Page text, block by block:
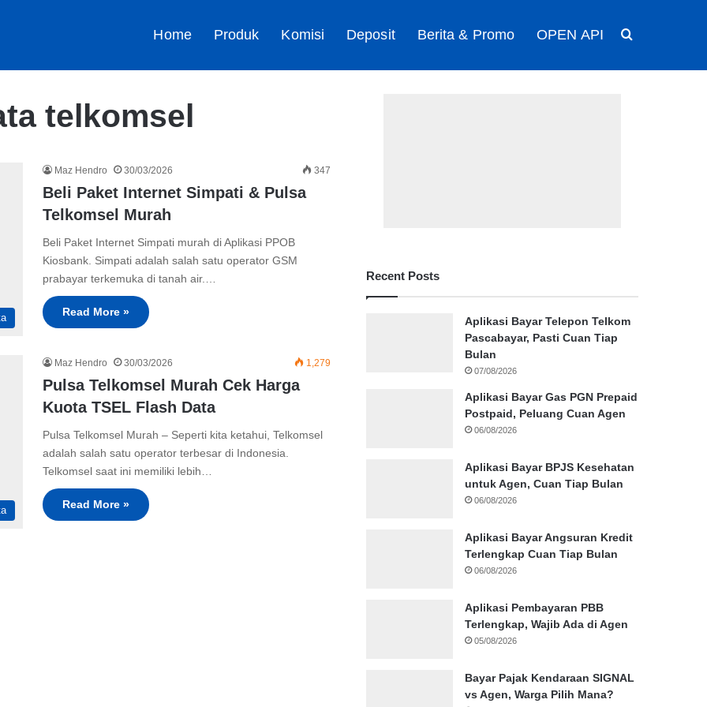
Home Produk Komisi Deposit Berita & Promo OPEN API
telkomsel
Maz Hendro 30/03/2026 347
Beli Paket Internet Simpati & Pulsa
Telkomsel Murah
Beli Paket Internet Simpati murah di Aplikasi PPOB
Kiosbank. Simpati adalah salah satu operator GSM
prabayar terkemuka di tanah air.…
Read More »
Maz Hendro 30/03/2026 1,279
Pulsa Telkomsel Murah Cek Harga
Kuota TSEL Flash Data
Pulsa Telkomsel Murah – Seperti kita ketahui, Telkomsel
adalah salah satu operator terbesar di Indonesia.
Telkomsel saat ini memiliki lebih…
Read More »
Recent Posts
Aplikasi Bayar Telepon Telkom
Pascabayar, Pasti Cuan Tiap
Bulan
07/08/2026
Aplikasi Bayar Gas PGN Prepaid
Postpaid, Peluang Cuan Agen
06/08/2026
Aplikasi Bayar BPJS Kesehatan
untuk Agen, Cuan Tiap Bulan
06/08/2026
Aplikasi Bayar Angsuran Kredit
Terlengkap Cuan Tiap Bulan
06/08/2026
Aplikasi Pembayaran PBB
Terlengkap, Wajib Ada di Agen
05/08/2026
Bayar Pajak Kendaraan SIGNAL
vs Agen, Warga Pilih Mana?